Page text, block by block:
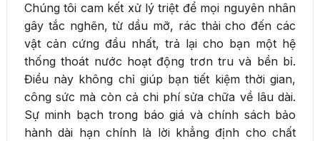
Chúng tôi cam kết xử lý triệt để mọi nguyên nhân
gây tắc nghẽn, từ dầu mỡ, rác thải cho đến các
vật cản cứng đầu nhất, trả lại cho bạn một hệ
thống thoát nước hoạt động trơn tru và bền bỉ.
Điều này không chỉ giúp bạn tiết kiệm thời gian,
công sức mà còn cả chi phí sửa chữa về lâu dài.
Sự minh bạch trong báo giá và chính sách bảo
hành dài hạn chính là lời khẳng định cho chất